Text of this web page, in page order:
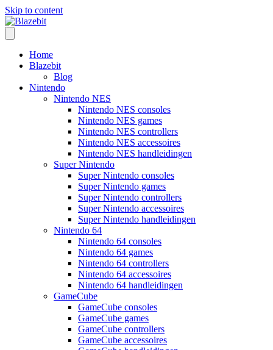
Skip to content
Home
Blazebit
Blog
Nintendo
Nintendo NES
Nintendo NES consoles
Nintendo NES games
Nintendo NES controllers
Nintendo NES accessoires
Nintendo NES handleidingen
Super Nintendo
Super Nintendo consoles
Super Nintendo games
Super Nintendo controllers
Super Nintendo accessoires
Super Nintendo handleidingen
Nintendo 64
Nintendo 64 consoles
Nintendo 64 games
Nintendo 64 controllers
Nintendo 64 accessoires
Nintendo 64 handleidingen
GameCube
GameCube consoles
GameCube games
GameCube controllers
GameCube accessoires